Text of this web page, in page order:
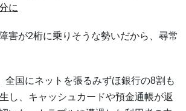
に
害が2桁に乗りそうな勢いだから、尋常
国にネットを張るみずほ銀行の8割も
し、キャッシュカードや預金通帳が返